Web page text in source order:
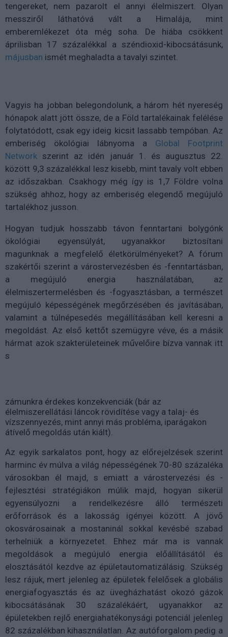
tengereket, nem pazarolt el annyi élelmiszert. Olyan
messziről láthatóvá vált a Himalája, mint
emberemlékezet óta még soha. De hiába csökkent
áprilisban 17 százalékkal a széndioxid-kibocsátásunk,
májusban ismét meghaladta a tavalyi szintet.
Vagyis ha jobban belegondolunk, a három hét nyereség
hónapok alatt jött össze, de a Föld tartalékainak felélése
folytatódott, csak egy ideig kicsit lassabb tempóban. Az
emberiség ökológiai lábnyoma a Global Footprint
Network szerint az idén január 1. és augusztus 22.
között 9,3 százalékkal lesz kisebb, mint tavaly volt ebben
az időszakban. Csakhogy még így is 1,7 Földre volna
szükség ahhoz, hogy az emberiség elegendő megújuló
tartalékhoz jusson.
Hogyan tudjuk hosszabb távon fenntartani bolygónk
ökológiai egyensúlyát, ugyanakkor biztosítani
magunknak a megfelelő életkörülményeket? A fórum
szakértői szerint a várostervezésben és -fenntartásban,
a megújuló energia használatában, az
élelmiszertermelésben és -fogyasztásban, a természet
megújuló képességének megőrzésében és javításában,
valamint a túlnépesedés megállításában kell keresni a
megoldást. Az első kettőt szemügyre véve, és a másik
hármat azok szakterületeinek művelőire bízva vannak itt
s
zámunkra érdekes konzekvenciák (bár az
élelmiszerellátási láncok rövidítése vagy a talaj- és
vízszennyezés, mint annyi más probléma, iparágakon
átívelő megoldás után kiált).
Az egyik sarkalatos pont, hogy az előrejelzések szerint
harminc év múlva a világ népességének 70-80 százaléka
városokban él majd, s emiatt a várostervezési és -
fejlesztési stratégiákon múlik majd, hogyan sikerül
egyensúlyozni a rendelkezésre álló természeti
erőforrások és a lakosság igényei között. A jövő
okosvárosainak a mostaninál sokkal kevésbé szabad
terhelniük a környezetet. Ehhez már ma is vannak
megoldások a megújuló energia előállításától és
elosztásától kezdve az épületautomatizálásig. Szükség
lesz rájuk, mert jelenleg az épületek felelősek a globális
energiafogyasztás és az üvegházhatást okozó gázok
kibocsátásának 30 százalékáért, ugyanakkor az
épületekben rejlő energiahatékonysági potenciál jelenleg
82 százalékban kihasználatlan. Az autóforgalom pedig a